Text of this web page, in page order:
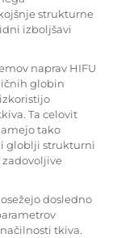
strukturne
izboljšavi
naprav HIFU
globin
Ta celovit
tako
globlji strukturni
dosledno
tkiva.